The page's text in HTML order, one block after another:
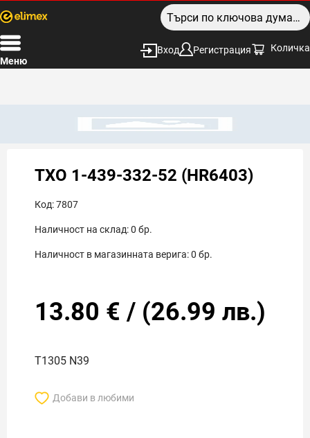
Меню
Вход Регистрация Количка
TXO 1-439-332-52 (HR6403)
Код:7807
Наличност на склад:0 бр.
Наличност в магазинната верига:0 бр.
13.80 € / (26.99 лв.)
Т1305 N39
Добави в любими